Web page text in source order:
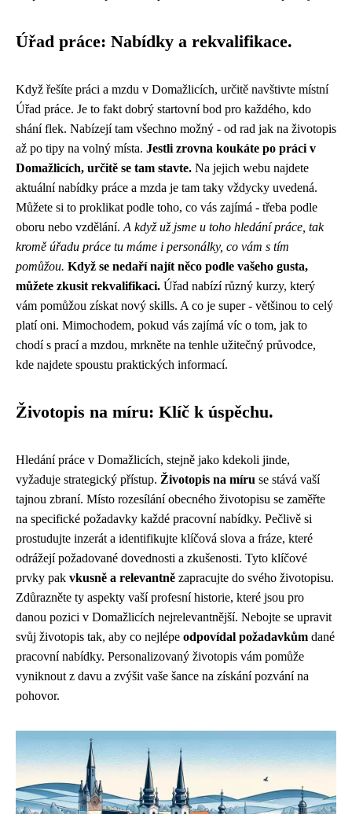
Úřad práce: Nabídky a rekvalifikace.
Když řešíte práci a mzdu v Domažlicích, určitě navštivte místní
Úřad práce. Je to fakt dobrý startovní bod pro každého, kdo
shání flek. Nabízejí tam všechno možný - od rad jak na životopis
až po tipy na volný místa. Jestli zrovna koukáte po práci v
Domažlicích, určitě se tam stavte. Na jejich webu najdete
aktuální nabídky práce a mzda je tam taky vždycky uvedená.
Můžete si to proklikat podle toho, co vás zajímá - třeba podle
oboru nebo vzdělání. A když už jsme u toho hledání práce, tak
kromě úřadu práce tu máme i personálky, co vám s tím
pomůžou. Když se nedaří najít něco podle vašeho gusta,
můžete zkusit rekvalifikaci. Úřad nabízí různý kurzy, který
vám pomůžou získat nový skills. A co je super - většinou to celý
platí oni. Mimochodem, pokud vás zajímá víc o tom, jak to
chodí s prací a mzdou, mrkněte na tenhle užitečný průvodce,
kde najdete spoustu praktických informací.
Životopis na míru: Klíč k úspěchu.
Hledání práce v Domažlicích, stejně jako kdekoli jinde,
vyžaduje strategický přístup. Životopis na míru se stává vaší
tajnou zbraní. Místo rozesílání obecného životopisu se zaměřte
na specifické požadavky každé pracovní nabídky. Pečlivě si
prostudujte inzerát a identifikujte klíčová slova a fráze, které
odrážejí požadované dovednosti a zkušenosti. Tyto klíčové
prvky pak vkusně a relevantně zapracujte do svého životopisu.
Zdůrazněte ty aspekty vaší profesní historie, které jsou pro
danou pozici v Domažlicích nejrelevantnější. Nebojte se upravit
svůj životopis tak, aby co nejlépe odpovídal požadavkům dané
pracovní nabídky. Personalizovaný životopis vám pomůže
vyniknout z davu a zvýšit vaše šance na získání pozvání na
pohovor.